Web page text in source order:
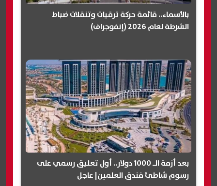
بالأسماء.. قائمة حركة ترقيات وتنقلات ضباط
الشرطة لعام 2026 (إنفوجراف)
بعد أزمة الـ 1000 دولار.. أول تعليق رسمي على
رسوم شاطئ فندق العلمين| عاجل